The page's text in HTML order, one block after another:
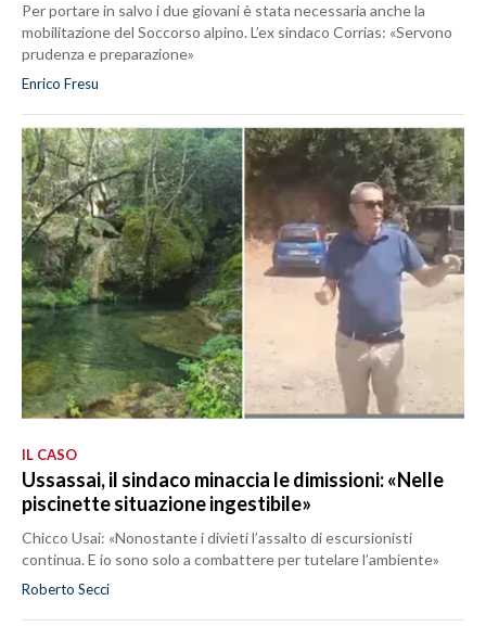
Per portare in salvo i due giovani è stata necessaria anche la
mobilitazione del Soccorso alpino. L’ex sindaco Corrias: «Servono
prudenza e preparazione»
Enrico Fresu
IL CASO
Ussassai, il sindaco minaccia le dimissioni: «Nelle
piscinette situazione ingestibile»
Chicco Usai: «Nonostante i divieti l’assalto di escursionisti
continua. E io sono solo a combattere per tutelare l’ambiente»
Roberto Secci